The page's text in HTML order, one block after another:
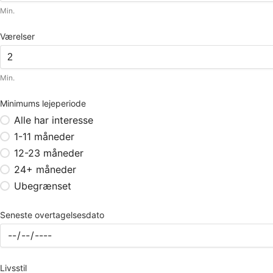
Min.
Værelser
Min.
Minimums lejeperiode
Alle har interesse
1-11 måneder
12-23 måneder
24+ måneder
Ubegrænset
Seneste overtagelsesdato
Livsstil